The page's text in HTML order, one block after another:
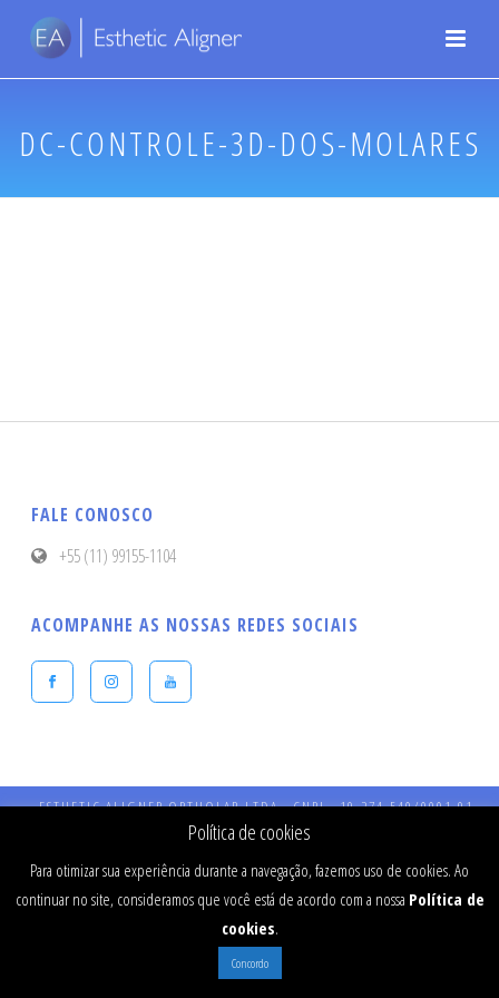
DC-CONTROLE-3D-DOS-MOLARES
FALE CONOSCO
+55 (11) 99155-1104
ACOMPANHE AS NOSSAS REDES SOCIAIS
ESTHETIC ALIGNER ORTHOLAB LTDA - CNPJ - 19.274.540/0001-91 -
Endereço: Praça Presidente Kennedy, 90 – Vila Bastos – CEP: 09041-040
Santo André - SP - CRO 984 - RT: Dr Fernando Stefanato Buranello -
Política de cookies
Para otimizar sua experiência durante a navegação, fazemos uso de cookies. Ao
continuar no site, consideramos que você está de acordo com a nossa Política de
cookies.
Concordo